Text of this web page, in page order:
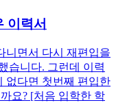
이력서
니면서 다시 재편입을
습니다. 그런데 이력
없다면 첫번째 편입한
요? [처음 입학한 학